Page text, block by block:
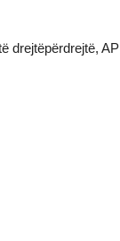
drejtëpërdrejtë, AP